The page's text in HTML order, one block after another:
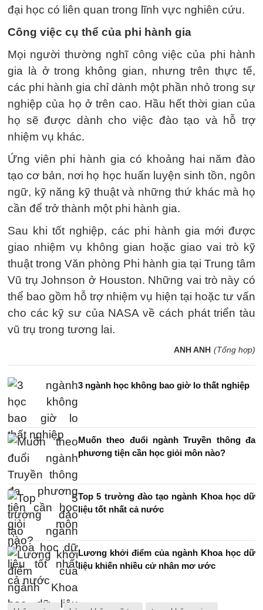
đại học có liên quan trong lĩnh vực nghiên cứu.
Công việc cụ thể của phi hành gia
Mọi người thường nghĩ công việc của phi hành
gia là ở trong không gian, nhưng trên thực tế,
các phi hành gia chỉ dành một phần nhỏ trong sự
nghiệp của họ ở trên cao. Hầu hết thời gian của
họ sẽ được dành cho việc đào tạo và hỗ trợ
nhiệm vụ khác.
Ứng viên phi hành gia có khoảng hai năm đào
tạo cơ bản, nơi họ học huấn luyện sinh tồn, ngôn
ngữ, kỹ năng kỹ thuật và những thứ khác mà họ
cần để trở thành một phi hành gia.
Sau khi tốt nghiệp, các phi hành gia mới được
giao nhiệm vụ không gian hoặc giao vai trò kỹ
thuật trong Văn phòng Phi hành gia tại Trung tâm
Vũ trụ Johnson ở Houston. Những vai trò này có
thể bao gồm hỗ trợ nhiệm vụ hiện tại hoặc tư vấn
cho các kỹ sư của NASA về cách phát triển tàu
vũ trụ trong tương lai.
ANH ANH (Tổng hợp)
3 ngành học không bao giờ lo thất nghiệp
Muốn theo đuổi ngành Truyền thông đa
phương tiện cần học giỏi môn nào?
Top 5 trường đào tạo ngành Khoa học dữ
liệu tốt nhất cả nước
Lương khởi điểm của ngành Khoa học dữ
liệu khiến nhiều cử nhân mơ ước